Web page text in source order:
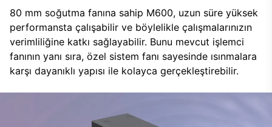
80 mm soğutma fanına sahip M600, uzun süre yüksek
performansta çalışabilir ve böylelikle çalışmalarınızın
verimliliğine katkı sağlayabilir. Bunu mevcut işlemci
fanının yanı sıra, özel sistem fanı sayesinde ısınmalara
karşı dayanıklı yapısı ile kolayca gerçekleştirebilir.